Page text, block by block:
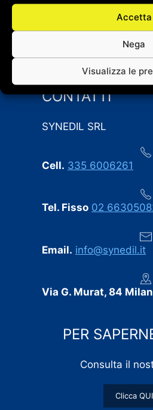
Accetta
Nega
Visualizza le
CONTATTI
SYNEDIL SRL
Cell. 335 6006261
Tel. Fisso 02
Email. info@synedil.it
Via G. Murat, 84
PER
Consulta il
Clicca QUI